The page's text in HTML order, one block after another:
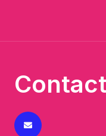
Contact